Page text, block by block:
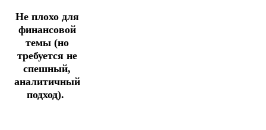
Не плохо для
финансовой
темы (но
требуется не
спешный,
аналитичный
подход).